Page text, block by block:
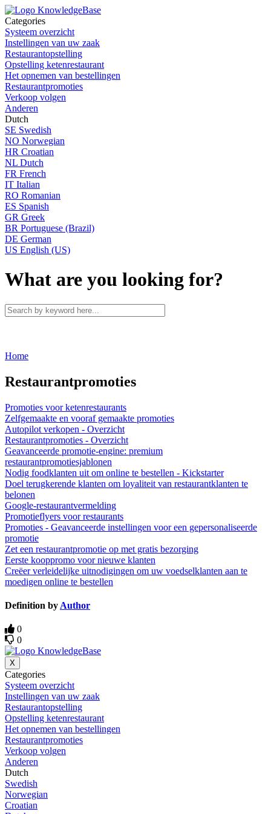
Categories
Systeem overzicht
Instellingen van uw zaak
Restaurantopstelling
Opstelling ketenrestaurant
Het opnemen van bestellingen
Restaurantpromoties
Verkoop volgen
Anderen
Dutch
SE Swedish
NO Norwegian
HR Croatian
NL Dutch
FR French
IT Italian
RO Romanian
ES Spanish
GR Greek
BR Portuguese (Brazil)
DE German
US English (US)
What are you looking for?
Home
Restaurantpromoties
Promoties voor ketenrestaurants
Zelfgemaakte en vooraf gemaakte promoties
Autopilot verkopen - Overzicht
Restaurantpromoties - Overzicht
Geavanceerde promotie-engine: premium
restaurantpromotiesjablonen
Nodig foodklanten uit om online te bestellen - Kickstarter
Doel terugkerende klanten om loyaliteit van restaurantklanten te
belonen
Google-restaurantvermelding
Promotieflyers voor restaurants
Promoties - Geavanceerde instellingen voor een gepersonaliseerde
promotie
Zet een restaurantpromotie op met gratis bezorging
Eerste kooppromo voor nieuwe klanten
Creëer verleidelijke uitnodigingen om uw voedselklanten aan te
moedigen online te bestellen
Definition by Author
0
0
X
Categories
Systeem overzicht
Instellingen van uw zaak
Restaurantopstelling
Opstelling ketenrestaurant
Het opnemen van bestellingen
Restaurantpromoties
Verkoop volgen
Anderen
Dutch
Swedish
Norwegian
Croatian